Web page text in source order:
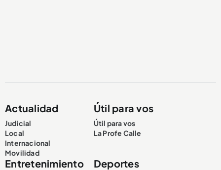
Actualidad
Judicial
Local
Internacional
Movilidad
Útil para vos
Útil para vos
La Profe Calle
Entretenimiento Deportes